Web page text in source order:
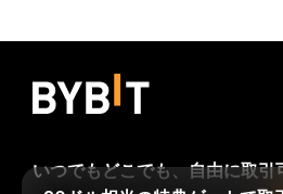
いつでもどこでも、自由に取引